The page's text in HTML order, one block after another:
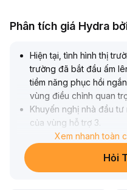
Phân tích giá Hydra
Hiện tại, tình hình thị
trường đã bắt đầu ấm
tiềm năng phục hồi
vùng điều chỉnh quan
Khuyến nghị nhà đầu
của vùng hỗ trợ 3
40, nếu khối lượng
thử vị thế nhỏ, đặt dừng
Xem nhanh toàn
Hỏi